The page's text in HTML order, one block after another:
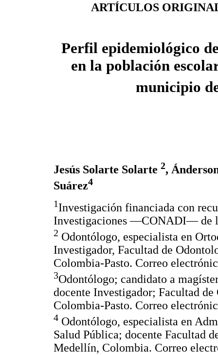
ARTÍCULOS
Perfil epidemiológico
en la población
municipio
Jesús Solarte Solarte 2,
Suárez4
1Investigación financiada con
Investigaciones —CONADI— de
2 Odontólogo, especialista en
Investigador, Facultad de
Colombia-Pasto. Correo
3Odontólogo; candidato a
docente Investigador; Facultad
Colombia-Pasto. Correo
4 Odontólogo, especialista en
Salud Pública; docente Facultad
Medellín, Colombia. Correo